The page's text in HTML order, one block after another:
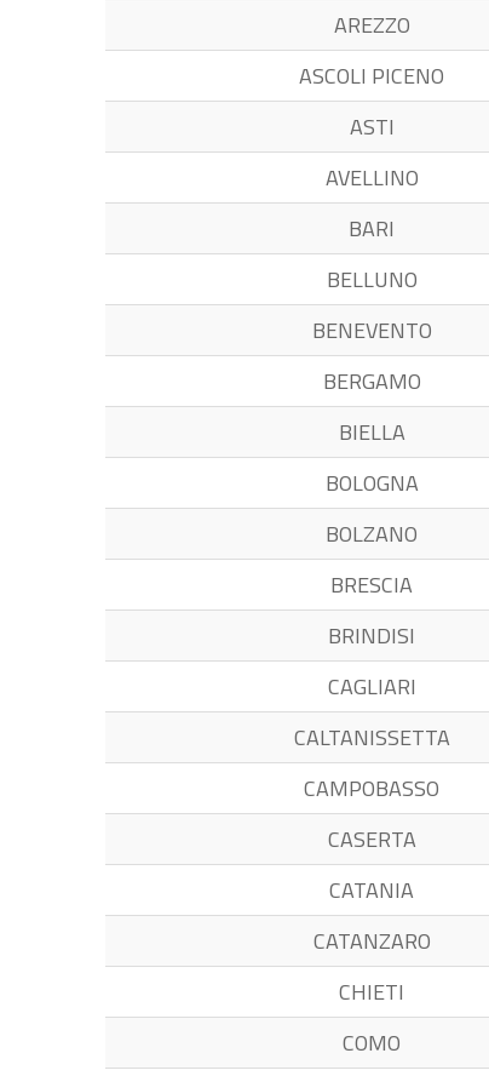
AREZZO
ASCOLI PICENO
ASTI
AVELLINO
BARI
BELLUNO
BENEVENTO
BERGAMO
BIELLA
BOLOGNA
BOLZANO
BRESCIA
BRINDISI
CAGLIARI
CALTANISSETTA
CAMPOBASSO
CASERTA
CATANIA
CATANZARO
CHIETI
COMO